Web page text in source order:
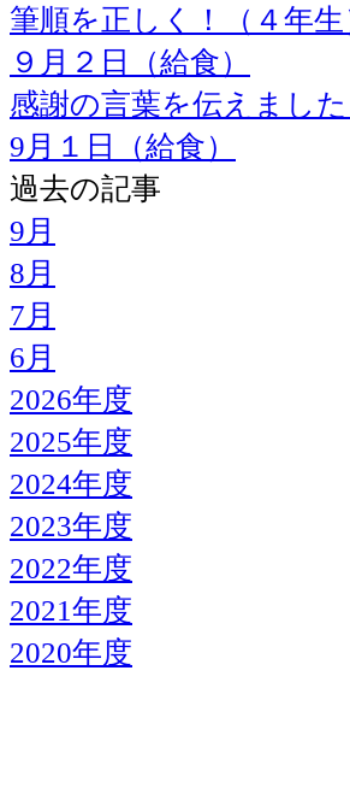
筆順を正しく！（４年生
９月２日（給食）
感謝の言葉を伝えました
9月１日（給食）
過去の記事
9月
8月
7月
6月
2026年度
2025年度
2024年度
2023年度
2022年度
2021年度
2020年度